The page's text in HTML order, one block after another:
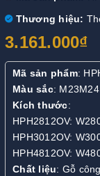
Thương hiệu:
3.161.000₫
Mã sản phẩm:
Màu sắc: M23M24
Kích thước:
HPH2812OV:
HPH3012OV:
HPH4812OV:
Chất liệu: Gỗ